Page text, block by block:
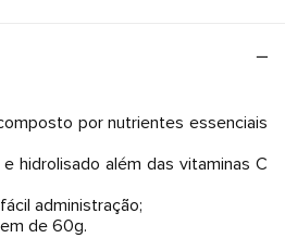
por nutrientes essenciais
hidrolisado além das vitaminas C
administração;
de 60g.